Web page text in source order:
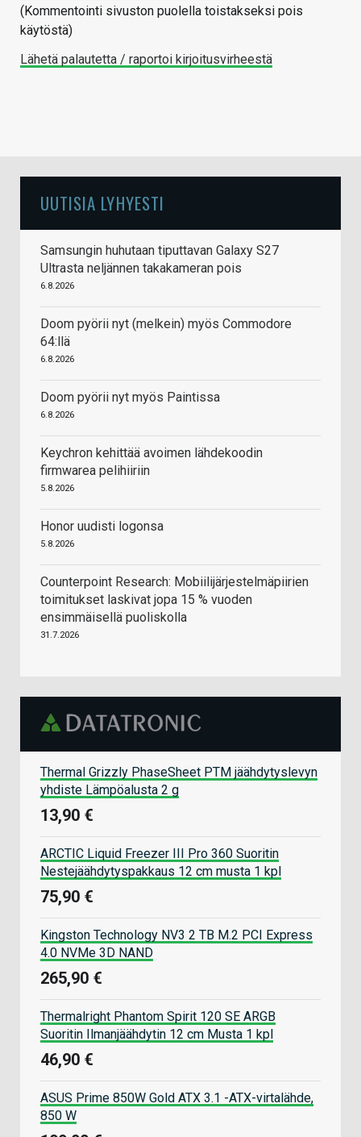
(Kommentointi sivuston puolella toistakseksi pois
käytöstä)
Lähetä palautetta / raportoi kirjoitusvirheestä
UUTISIA LYHYESTI
Samsungin huhutaan tiputtavan Galaxy S27
Ultrasta neljännen takakameran pois
6.8.2026
Doom pyörii nyt (melkein) myös Commodore
64:llä
6.8.2026
Doom pyörii nyt myös Paintissa
6.8.2026
Keychron kehittää avoimen lähdekoodin
firmwarea pelihiiriin
5.8.2026
Honor uudisti logonsa
5.8.2026
Counterpoint Research: Mobiilijärjestelmäpiirien
toimitukset laskivat jopa 15 % vuoden
ensimmäisellä puoliskolla
31.7.2026
Thermal Grizzly PhaseSheet PTM jäähdytyslevyn
yhdiste Lämpöalusta 2 g
13,90 €
ARCTIC Liquid Freezer III Pro 360 Suoritin
Nestejäähdytyspakkaus 12 cm musta 1 kpl
75,90 €
Kingston Technology NV3 2 TB M.2 PCI Express
4.0 NVMe 3D NAND
265,90 €
Thermalright Phantom Spirit 120 SE ARGB
Suoritin Ilmanjäähdytin 12 cm Musta 1 kpl
46,90 €
ASUS Prime 850W Gold ATX 3.1 -ATX-virtalähde,
850 W